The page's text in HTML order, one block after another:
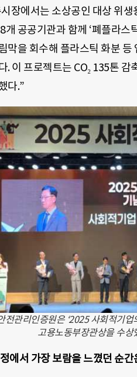
장에서는 소상공인 대상 위
개 공공기관과 함께 ‘폐플라스
막을 회수해 플라스틱 화분
. 이 프로젝트는 CO₂ 135톤
다.”
전관리인증원은 ‘2025 사회적기
고용노동부장관상을 수
에서 가장 보람을 느꼈던 순간